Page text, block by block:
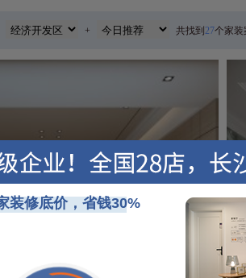
+ 共找到 27个家装